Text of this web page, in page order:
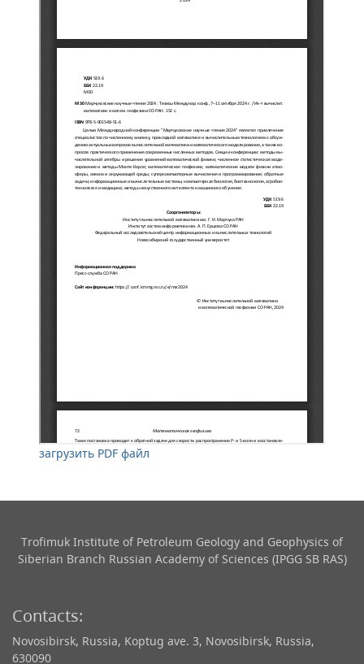
загрузить PDF файл
Trofimuk Institute of Petroleum Geology and Geophysics​ of
Siberian Branch Russian Academy of Sciences (IPGG SB RAS)
Contacts:
Novosibirsk, Russia, Koptug ave. 3, Novosibirsk, Russia,
630090